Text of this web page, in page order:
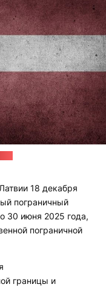
18 декабря
пограничный
30 июня 2025 года,
пограничной
границы и